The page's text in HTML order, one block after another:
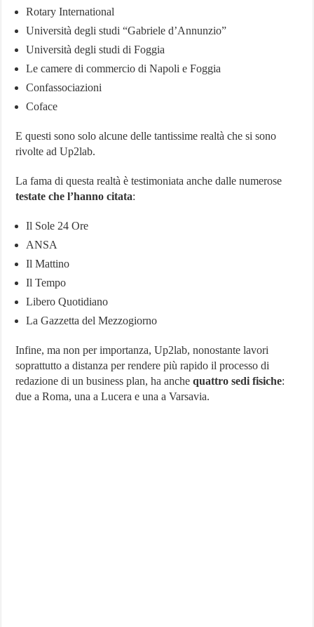
Rotary International
Università degli studi “Gabriele d’Annunzio”
Università degli studi di Foggia
Le camere di commercio di Napoli e Foggia
Confassociazioni
Coface
E questi sono solo alcune delle tantissime realtà che si sono
rivolte ad Up2lab.
La fama di questa realtà è testimoniata anche dalle numerose
testate che l’hanno citata:
Il Sole 24 Ore
ANSA
Il Mattino
Il Tempo
Libero Quotidiano
La Gazzetta del Mezzogiorno
Infine, ma non per importanza, Up2lab, nonostante lavori
soprattutto a distanza per rendere più rapido il processo di
redazione di un business plan, ha anchequattro sedi fisiche:
due a Roma, una a Lucera e una a Varsavia.